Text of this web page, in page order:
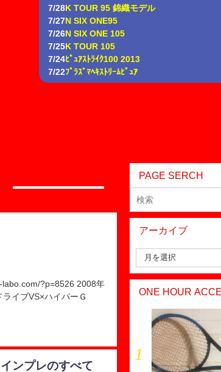
7/28K TOUR 95 錦織モデル
7/27N SIX ONE95
7/26N SIX ONE 105
7/25K TOUR 105
7/24ﾋﾟｭｱｽﾄﾗｲｸ100 2013
7/22ﾌﾟﾗｽﾞﾏﾍｷｽﾄﾘｰﾑﾋﾟｭｱ
?p=8526 2008年
イブVS×ハイパーＧ
ンプレのすべて
PAGE SERCH
アーカイブ
ONE HOUR